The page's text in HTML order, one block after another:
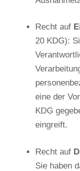
Recht auf
20 KDG):
eine der
KDG
eingreift.
Recht auf
Sie haben